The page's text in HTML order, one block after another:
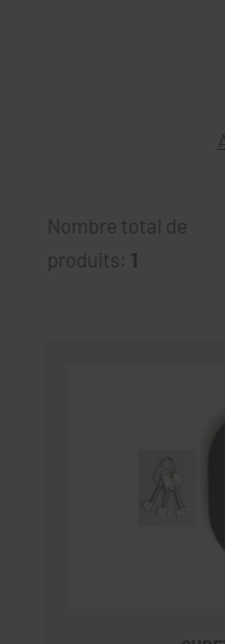
Nombre total de
produits: 1